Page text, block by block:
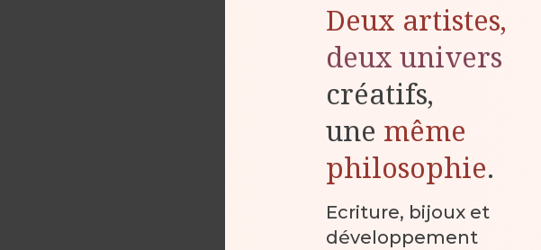
Deux artistes,
deux univers
créatifs,
une même
philosophie.
Ecriture, bijoux et
développement